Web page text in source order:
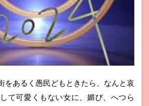
をあるく愚民どもときたら、なんと哀
て可愛くもない女に、媚び、へつら